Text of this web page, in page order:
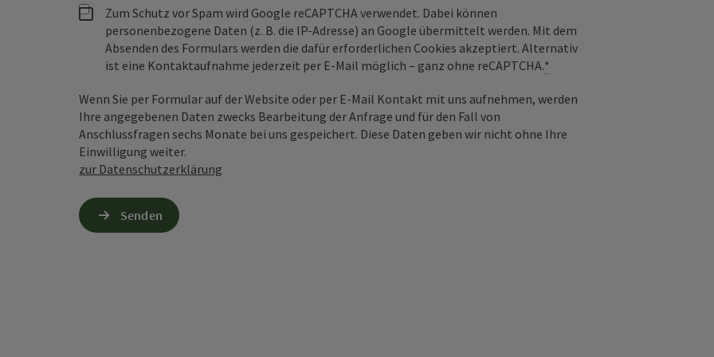
Zum Schutz vor Spam wird Google reCAPTCHA verwendet. Dabei können
personenbezogene Daten (z. B. die IP-Adresse) an Google übermittelt werden. Mit dem
Absenden des Formulars werden die dafür erforderlichen Cookies akzeptiert. Alternativ
ist eine Kontaktaufnahme jederzeit per E-Mail möglich – ganz ohne reCAPTCHA.*
Wenn Sie per Formular auf der Website oder per E-Mail Kontakt mit uns aufnehmen, werden
Ihre angegebenen Daten zwecks Bearbeitung der Anfrage und für den Fall von
Anschlussfragen sechs Monate bei uns gespeichert. Diese Daten geben wir nicht ohne Ihre
Einwilligung weiter.
zur Datenschutzerklärung
Senden